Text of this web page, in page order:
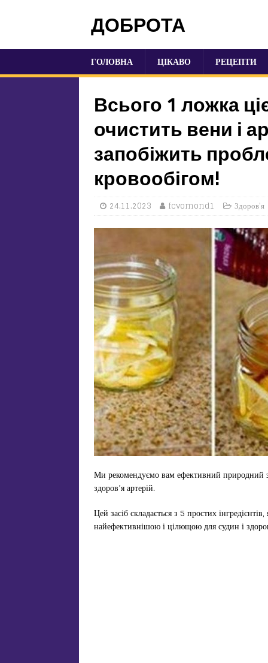
ДОБРОТА
ГОЛОВНА ЦІКАВО РЕЦЕПТИ
Всього 1 ложка
очистить вени і
запобіжить
кровообігом!
24.11.2023 fcvomond1 Здоров'я
Ми рекомендуємо вам ефективний природний
здоров’я артерій.
Цей засіб складається з 5 простих
найефективнішою і цілющою для судин і